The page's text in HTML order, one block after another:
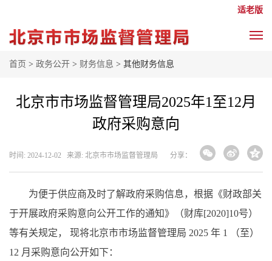
适老版
首页 > 政务公开 > 财务信息 > 其他财务信息
北京市市场监督管理局2025年1至12月
政府采购意向
时间: 2024-12-02 来源: 北京市市场监督管理局 分享：
为便于供应商及时了解政府采购信息，根据《财政部关
于开展政府采购意向公开工作的通知》（财库[2020]10号）
等有关规定， 现将北京市市场监督管理局 2025 年 1 （至）
12 月采购意向公开如下：